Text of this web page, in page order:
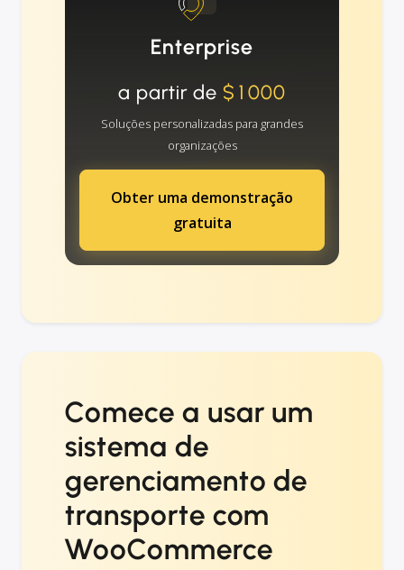
Enterprise
a partir de $1000
Soluções personalizadas para grandes
organizações
Obter uma demonstração
gratuita
Comece a usar um
sistema de
gerenciamento de
transporte com
WooCommerce